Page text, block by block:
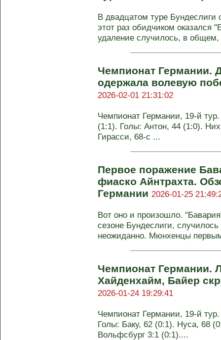
В двадцатом туре Бундеслиги
этот раз обидчиком оказался
удаление случилось, в
Чемпионат Германии.
одержала волевую
2026-02-01 21:31:02
Чемпионат Германии, 19-й
(1:1). Голы: Антон, 44 (1:0).
Гирасси, 68-с ...
Первое поражение
фиаско Айнтрахта.
Германии 2026-01-25
Вот оно и произошло.
сезоне Бундеслиги,
неожиданно. Мюнхенцы
Чемпионат Германии.
Хайденхайм, Байер
2026-01-24 19:29:41
Чемпионат Германии, 19-й
Голы: Баку, 62 (0:1). Нуса, 68
Вольфсбург 3:1 (0:1)....